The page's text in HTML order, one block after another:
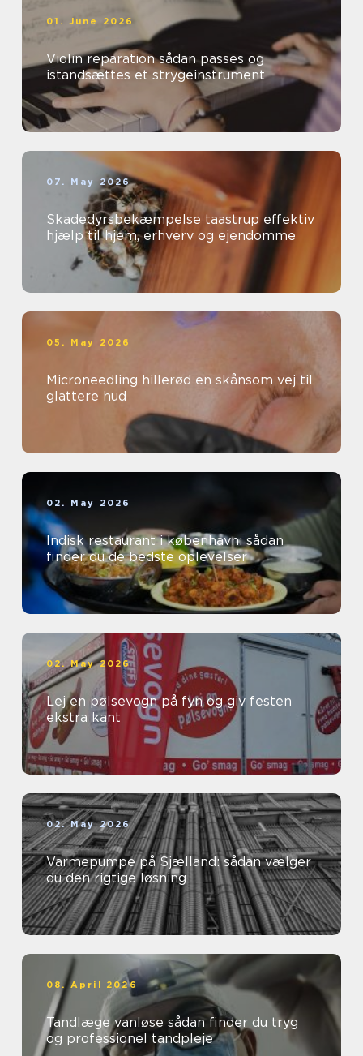
01. June 2026
Violin reparation sådan passes og
istandsættes et strygeinstrument
07. May 2026
Skadedyrsbekæmpelse taastrup effektiv
hjælp til hjem, erhverv og ejendomme
05. May 2026
Microneedling hillerød en skånsom vej til
glattere hud
02. May 2026
Indisk restaurant i københavn: sådan
finder du de bedste oplevelser
02. May 2026
Lej en pølsevogn på fyn og giv festen
ekstra kant
02. May 2026
Varmepumpe på Sjælland: sådan vælger
du den rigtige løsning
08. April 2026
Tandlæge vanløse sådan finder du tryg
og professionel tandpleje